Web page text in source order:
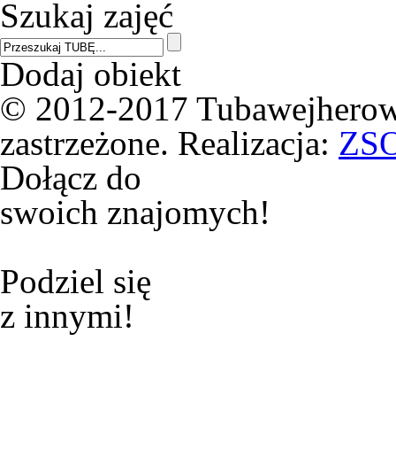
Szukaj zajęć
Dodaj obiekt
© 2012-2017
zastrzeżone. Realizacja:
Dołącz do
swoich znajomych!
Podziel się
z innymi!